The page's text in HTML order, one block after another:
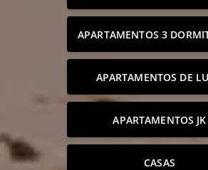
APARTAMENTOS 3
APARTAMENTOS DE
APARTAMENTOS JK
CASAS